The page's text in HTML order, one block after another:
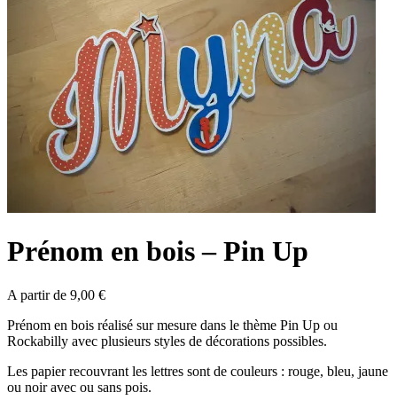
Prénom en bois – Pin Up
A partir de 9,00 €
Prénom en bois réalisé sur mesure dans le thème Pin Up ou
Rockabilly avec plusieurs styles de décorations possibles.
Les papier recouvrant les lettres sont de couleurs : rouge, bleu, jaune
ou noir avec ou sans pois.